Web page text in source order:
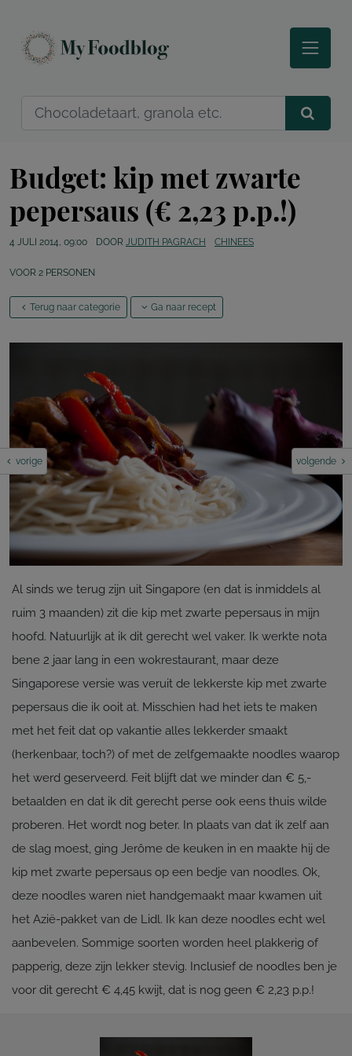
Budget: kip met zwarte
pepersaus (€ 2,23 p.p.!)
4 JULI 2014, 09:00 DOOR JUDITH PAGRACH CHINEES
VOOR 2 PERSONEN
Terug naar categorie Ga naar recept
vorige volgende
Al sinds we terug zijn uit Singapore (en dat is inmiddels al
ruim 3 maanden) zit die kip met zwarte pepersaus in mijn
hoofd. Natuurlijk at ik dit gerecht wel vaker. Ik werkte nota
bene 2 jaar lang in een wokrestaurant, maar deze
Singaporese versie was veruit de lekkerste kip met zwarte
pepersaus die ik ooit at. Misschien had het iets te maken
met het feit dat op vakantie alles lekkerder smaakt
(herkenbaar, toch?) of met de zelfgemaakte noodles waarop
het werd geserveerd. Feit blijft dat we minder dan € 5,-
betaalden en dat ik dit gerecht perse ook eens thuis wilde
proberen. Het wordt nog beter. In plaats van dat ik zelf aan
de slag moest, ging Jerôme de keuken in en maakte hij de
kip met zwarte pepersaus op een bedje van noodles. Ok,
deze noodles waren niet handgemaakt maar kwamen uit
het Azië-pakket van de Lidl. Ik kan deze noodles echt wel
aanbevelen. Sommige soorten worden heel plakkerig of
papperig, deze zijn lekker stevig. Inclusief de noodles ben je
voor dit gerecht € 4,45 kwijt, dat is nog geen € 2,23 p.p.!